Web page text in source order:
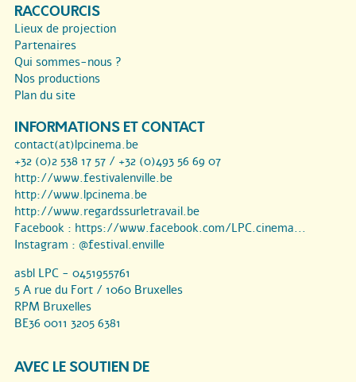
RACCOURCIS
Lieux de projection
Partenaires
Qui sommes-nous ?
Nos productions
Plan du site
INFORMATIONS ET CONTACT
contact(at)lpcinema.be
+32 (0)2 538 17 57 / +32 (0)493 56 69 07
http://www.festivalenville.be
http://www.lpcinema.be
http://www.regardssurletravail.be
Facebook : https://www.facebook.com/LPC.cinema...
Instagram : @festival.enville
asbl LPC - 0451955761
5 A rue du Fort / 1060 Bruxelles
RPM Bruxelles
BE36 0011 3205 6381
AVEC LE SOUTIEN DE